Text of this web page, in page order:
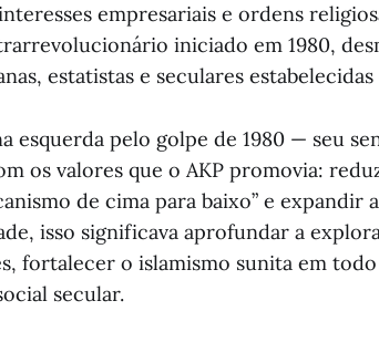
empresariais e ordens
iniciado em 1980,
estatistas e seculares estabelecidas
esquerda pelo golpe de 1980 — seu
os valores que o AKP promovia:
de cima para baixo” e expandir
isso significava aprofundar a
fortalecer o islamismo sunita em
secular.